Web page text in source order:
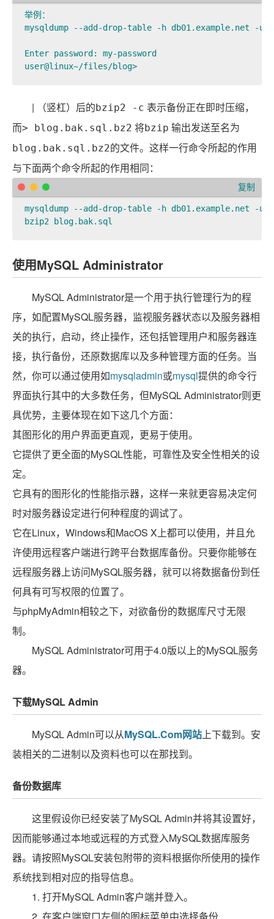
举例：
mysqldump --add-drop-table -h db01.example.net -
Enter password: my-password
| （竖杠）后的 bzip2 -c 表示备份正在即时压缩，
而> blog.bak.sql.bz2 将bzip 输出发送至名为
blog.bak.sql.bz2的文件。这样一行命令所起的作用
与下面两个命令所起的作用相同：
mysqldump --add-drop-table -h db01.example.net -u
bzip2 blog.bak.sql
复制
使用MySQL Administrator
MySQL Administrator是一个用于执行管理行为的程
序，如配置MySQL服务器，监视服务器状态以及服务器相
关的执行，启动，终止操作，还包括管理用户和服务器连
接，执行备份，还原数据库以及多种管理方面的任务。当
然，你可以通过使用如mysqladmin或mysql提供的命令行
界面执行其中的大多数任务，但MySQL Administrator则更
具优势，主要体现在如下这几个方面：
其图形化的用户界面更直观，更易于使用。
它提供了更全面的MySQL性能，可靠性及安全性相关的设
定。
它具有的图形化的性能指示器，这样一来就更容易决定何
时对服务器设定进行何种程度的调试了。
它在Linux，Windows和MacOS X上都可以使用，并且允
许使用远程客户端进行跨平台数据库备份。只要你能够在
远程服务器上访问MySQL服务器，就可以将数据备份到任
何具有可写权限的位置了。
与phpMyAdmin相较之下，对欲备份的数据库尺寸无限
制。
MySQL Administrator可用于4.0版以上的MySQL服务
器。
下载MySQL Admin
MySQL Admin可以从MySQL.Com网站上下载到。安
装相关的二进制以及资料也可以在那找到。
备份数据库
这里假设你已经安装了MySQL Admin并将其设置好，
因而能够通过本地或远程的方式登入MySQL数据库服务
器。请按照MySQL安装包附带的资料根据你所使用的操作
系统找到相对应的指导信息。
1. 打开MySQL Admin客户端并登入。